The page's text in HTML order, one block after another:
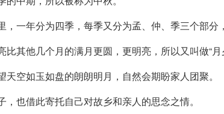
，一年分为四季，每季又分为孟、仲、季三个部分
其他几个月的满月更圆，更明亮，所以又叫做“月
天空如玉如盘的朗朗明月，自然会期盼家人团聚。
，也借此寄托自己对故乡和亲人的思念之情。